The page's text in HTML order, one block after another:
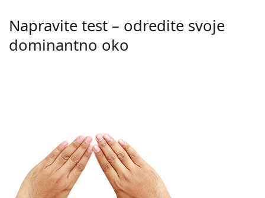
Napravite test – odredite svoje
dominantno oko